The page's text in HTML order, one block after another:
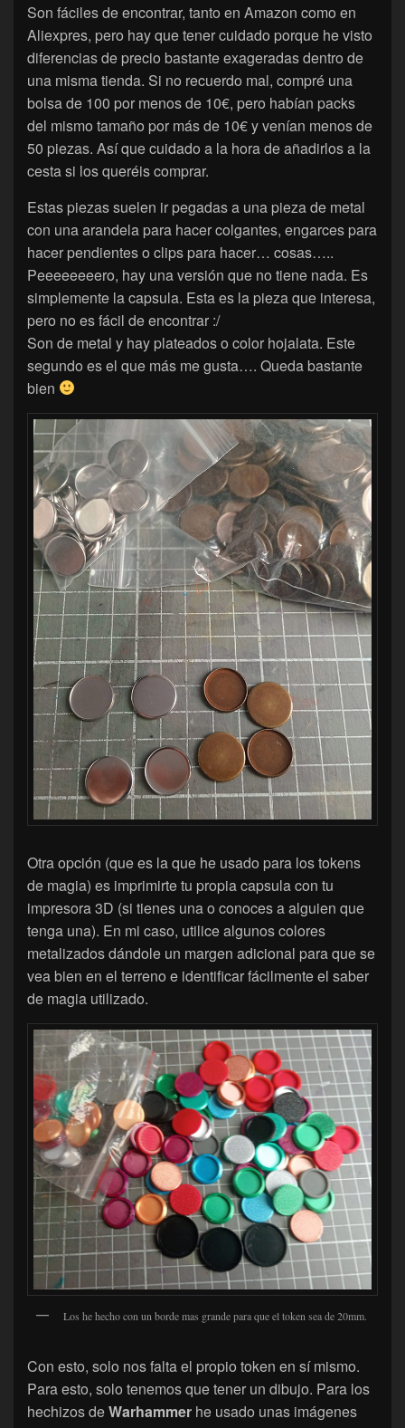
Son fáciles de encontrar, tanto en Amazon como en
Aliexpres, pero hay que tener cuidado porque he visto
diferencias de precio bastante exageradas dentro de
una misma tienda. Si no recuerdo mal, compré una
bolsa de 100 por menos de 10€, pero habían packs
del mismo tamaño por más de 10€ y venían menos de
50 piezas. Así que cuidado a la hora de añadirlos a la
cesta si los queréis comprar.
Estas piezas suelen ir pegadas a una pieza de metal
con una arandela para hacer colgantes, engarces para
hacer pendientes o clips para hacer… cosas…..
Peeeeeeeero, hay una versión que no tiene nada. Es
simplemente la capsula. Esta es la pieza que interesa,
pero no es fácil de encontrar :/
Son de metal y hay plateados o color hojalata. Este
segundo es el que más me gusta…. Queda bastante
bien
Otra opción (que es la que he usado para los tokens
de magia) es imprimirte tu propia capsula con tu
impresora 3D (si tienes una o conoces a alguien que
tenga una). En mi caso, utilice algunos colores
metalizados dándole un margen adicional para que se
vea bien en el terreno e identificar fácilmente el saber
de magia utilizado.
Los he hecho con un borde mas grande para que el token sea de 20mm.
Con esto, solo nos falta el propio token en sí mismo.
Para esto, solo tenemos que tener un dibujo. Para los
hechizos deWarhammer he usado unas imágenes